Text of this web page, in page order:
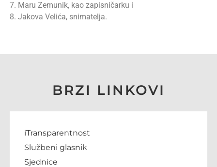
7. Maru Zemunik, kao zapisničarku i
8. Jakova Velića, snimatelja.
BRZI LINKOVI
iTransparentnost
Službeni glasnik
Sjednice